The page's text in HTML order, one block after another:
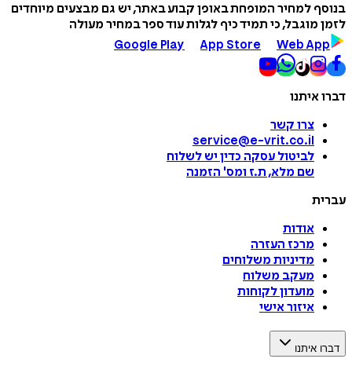
בנוסף למחיר המופחת באופן קבוע באתר, יש גם מבצעים מיוחדים
לזמן מוגבל, כי תמיד כיף לגלות עוד ספר במחיר מעולה
Google Play
App Store Web App
דברו איתנו
צרו קשר
service@e-vrit.co.il
לביטול עסקה כדין יש לשלוח
שם מלא, ת.ז ומס' הזמנה
עברית
אודות
מרכז העזרה
מדיניות משלוחים
מעקב משלוח
מועדון לקוחות
איזור אישי
דברו איתנו